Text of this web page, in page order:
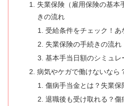
失業保険（雇用保険の基本
きの流れ
受給条件をチェック！あ
失業保険の手続きの流れ
基本手当日額のシミュレ
病気やケガで働けないなら
傷病手当金とは？失業保
退職後も受け取れる？